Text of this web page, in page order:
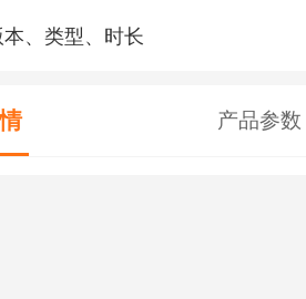
本、类型、时长
产品参数